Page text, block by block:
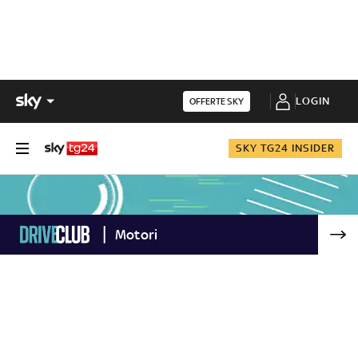
OFFERTE SKY LOGIN
SKY TG24 INSIDER
Motori